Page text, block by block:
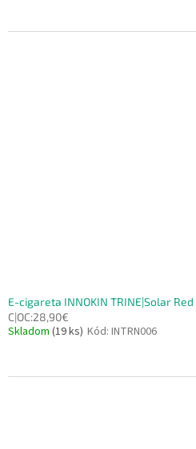
E-cigareta INNOKIN TRINE|Solar Red
C|OC:28,90€
Skladom (19 ks) Kód: INTRN006